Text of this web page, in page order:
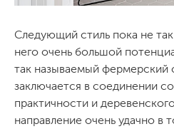
Следующий стиль пока не
него очень большой
так называемый фермерский
заключается в соединении
практичности и
направление очень удачно в